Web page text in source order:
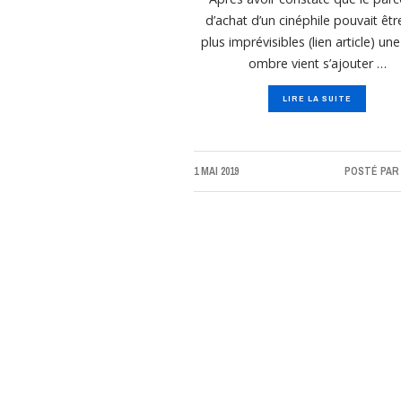
d’achat d’un cinéphile pouvait
plus imprévisibles (lien article)
ombre vient s’ajouter …
LIRE LA SUITE
1 MAI 2019 POSTÉ PAR